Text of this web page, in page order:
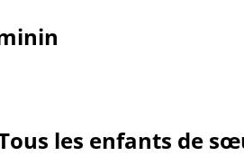
les enfants de